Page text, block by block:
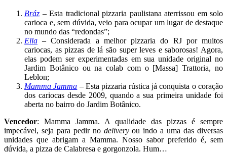
Bráz – Esta tradicional pizzaria paulistana aterrissou em solo
carioca e, sem dúvida, veio para ocupar um lugar de destaque
no mundo das “redondas”;
Ella – Considerada a melhor pizzaria do RJ por muitos
cariocas, as pizzas de lá são super leves e saborosas! Agora,
elas podem ser experimentadas em sua unidade original no
Jardim Botânico ou na colab com o [Massa] Trattoria, no
Leblon;
Mamma Jamma – Esta pizzaria rústica já conquista o coração
dos cariocas desde 2009, quando a sua primeira unidade foi
aberta no bairro do Jardim Botânico.
Vencedor: Mamma Jamma. A qualidade das pizzas é sempre
impecável, seja para pedir no deliveryou indo a uma das diversas
unidades que abrigam a Mamma. Nosso sabor preferido é, sem
dúvida, a pizza de Calabresa e gorgonzola. Hum…